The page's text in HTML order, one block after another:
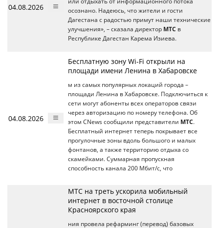
04.08.2026
осознано. Надеюсь, что жители и гости
Дагестана с радостью примут наши технические
улучшения», – сказала директор МТС в
Республике Дагестан Карема Изиева.
04.08.2026
Бесплатную зону Wi-Fi открыли на
площади имени Ленина в Хабаровске
м из самых популярных локаций города –
площади Ленина в Хабаровске. Подключиться к
сети могут абоненты всех операторов связи
через авторизацию по номеру телефона. Об
этом CNews сообщили представители МТС.
Бесплатный интернет теперь покрывает все
прогулочные зоны вдоль большого и малых
фонтанов, а также территорию отдыха со
скамейками. Суммарная пропускная
способность канала 200 Мбит/с, что
МТС на треть ускорила мобильный
интернет в восточной столице
Красноярского края
ния провела рефарминг (перевод) базовых